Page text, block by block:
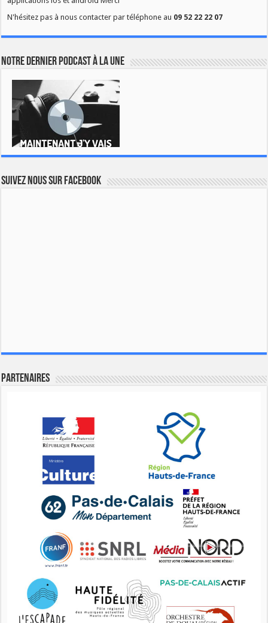
N'hésitez pas à nous contacter par téléphone au 09 52 22 22 07
Notre dernier podcast à la une
Suivez nous sur Facebook
Partenaires